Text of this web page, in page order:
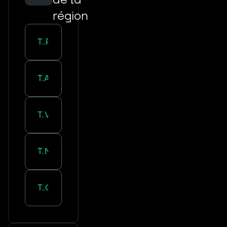
région
Transport routier :
Transport routier :
Transport routier :
Transport routier :
Transport routier :